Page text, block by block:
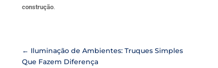
construção.
← Iluminação de Ambientes: Truques Simples
Que Fazem Diferença